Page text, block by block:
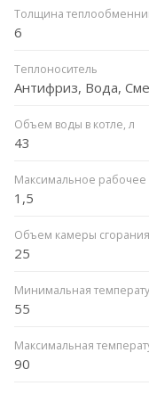
Толщина
6
Теплоноситель
Антифриз, Вода,
Объем воды в котле, л
43
Максимальное рабочее
1,5
Объем камеры
25
Минимальная
55
Максимальная
90